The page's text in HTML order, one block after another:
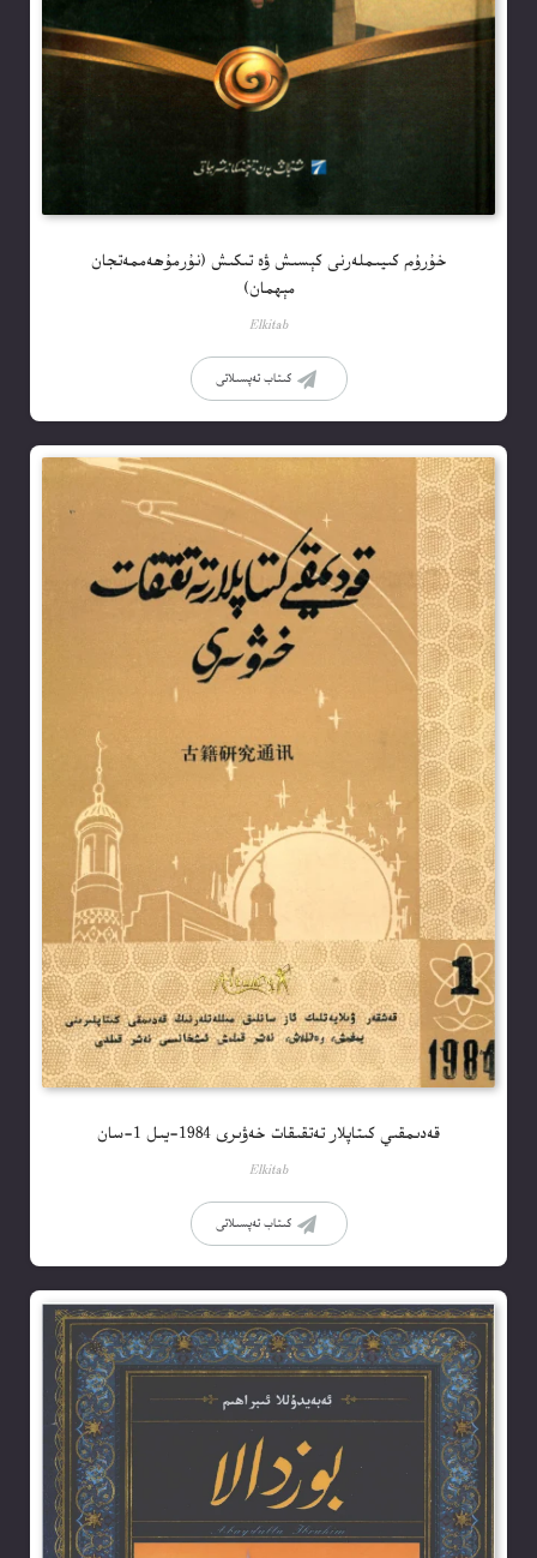
خۇرۇم كىيىملەرنى كېسىش ۋە تىكىش (نۇرمۇھەممەتجان
مېھمان)
Elkitab
كىتاب تەپسىلاتى
قەدىمقىي كىتاپلار تەتقىقات خەۋىرى 1984-يىل 1-سان
Elkitab
كىتاب تەپسىلاتى